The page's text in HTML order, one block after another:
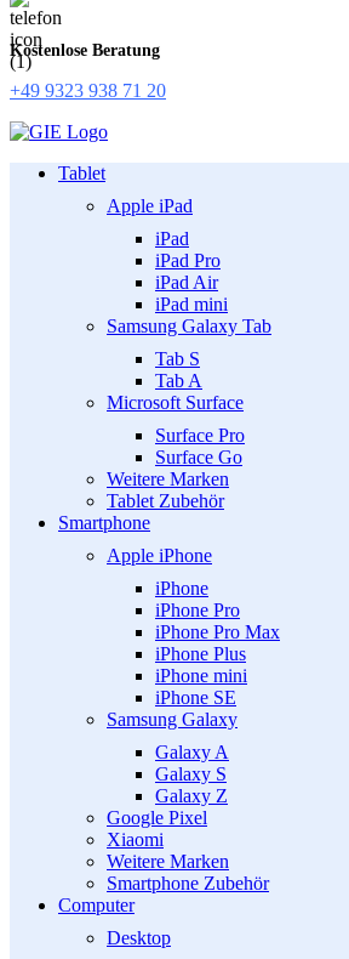
Kostenlose Beratung
+49 9323 938 71 20
Tablet
Apple iPad
iPad
iPad Pro
iPad Air
iPad mini
Samsung Galaxy Tab
Tab S
Tab A
Microsoft Surface
Surface Pro
Surface Go
Weitere Marken
Tablet Zubehör
Smartphone
Apple iPhone
iPhone
iPhone Pro
iPhone Pro Max
iPhone Plus
iPhone mini
iPhone SE
Samsung Galaxy
Galaxy A
Galaxy S
Galaxy Z
Google Pixel
Xiaomi
Weitere Marken
Smartphone Zubehör
Computer
Desktop